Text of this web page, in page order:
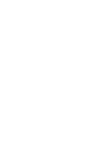
0 оценок